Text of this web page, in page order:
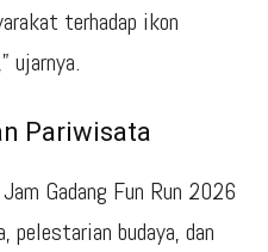
terhadap ikon
ujarnya.
Pariwisata
Gadang Fun Run 2026
pelestarian budaya, dan